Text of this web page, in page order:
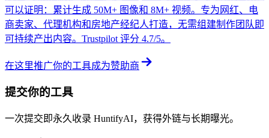
可以证明：累计生成 50M+ 图像和 8M+ 视频。专为网红、电
商卖家、代理机构和房地产经纪人打造，无需组建制作团队即
可持续产出内容。Trustpilot 评分 4.7/5。
在这里推广你的工具成为赞助商
提交你的工具
一次提交即永久收录 HuntifyAI，获得外链与长期曝光。